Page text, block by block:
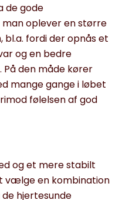
de gode
oplever en større
bl.a. fordi der opnås et
og en bedre
den måde kører
mange gange i løbet
følelsen af god
og et mere stabilt
vælge en kombination
hjertesunde